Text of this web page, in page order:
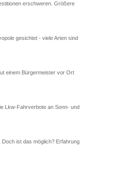
erschweren. Größere
gesichtet - viele Arten sind
einem Bürgermeister vor Ort
Lkw-Fahrverbote an Sonn- und
ist das möglich? Erfahrung